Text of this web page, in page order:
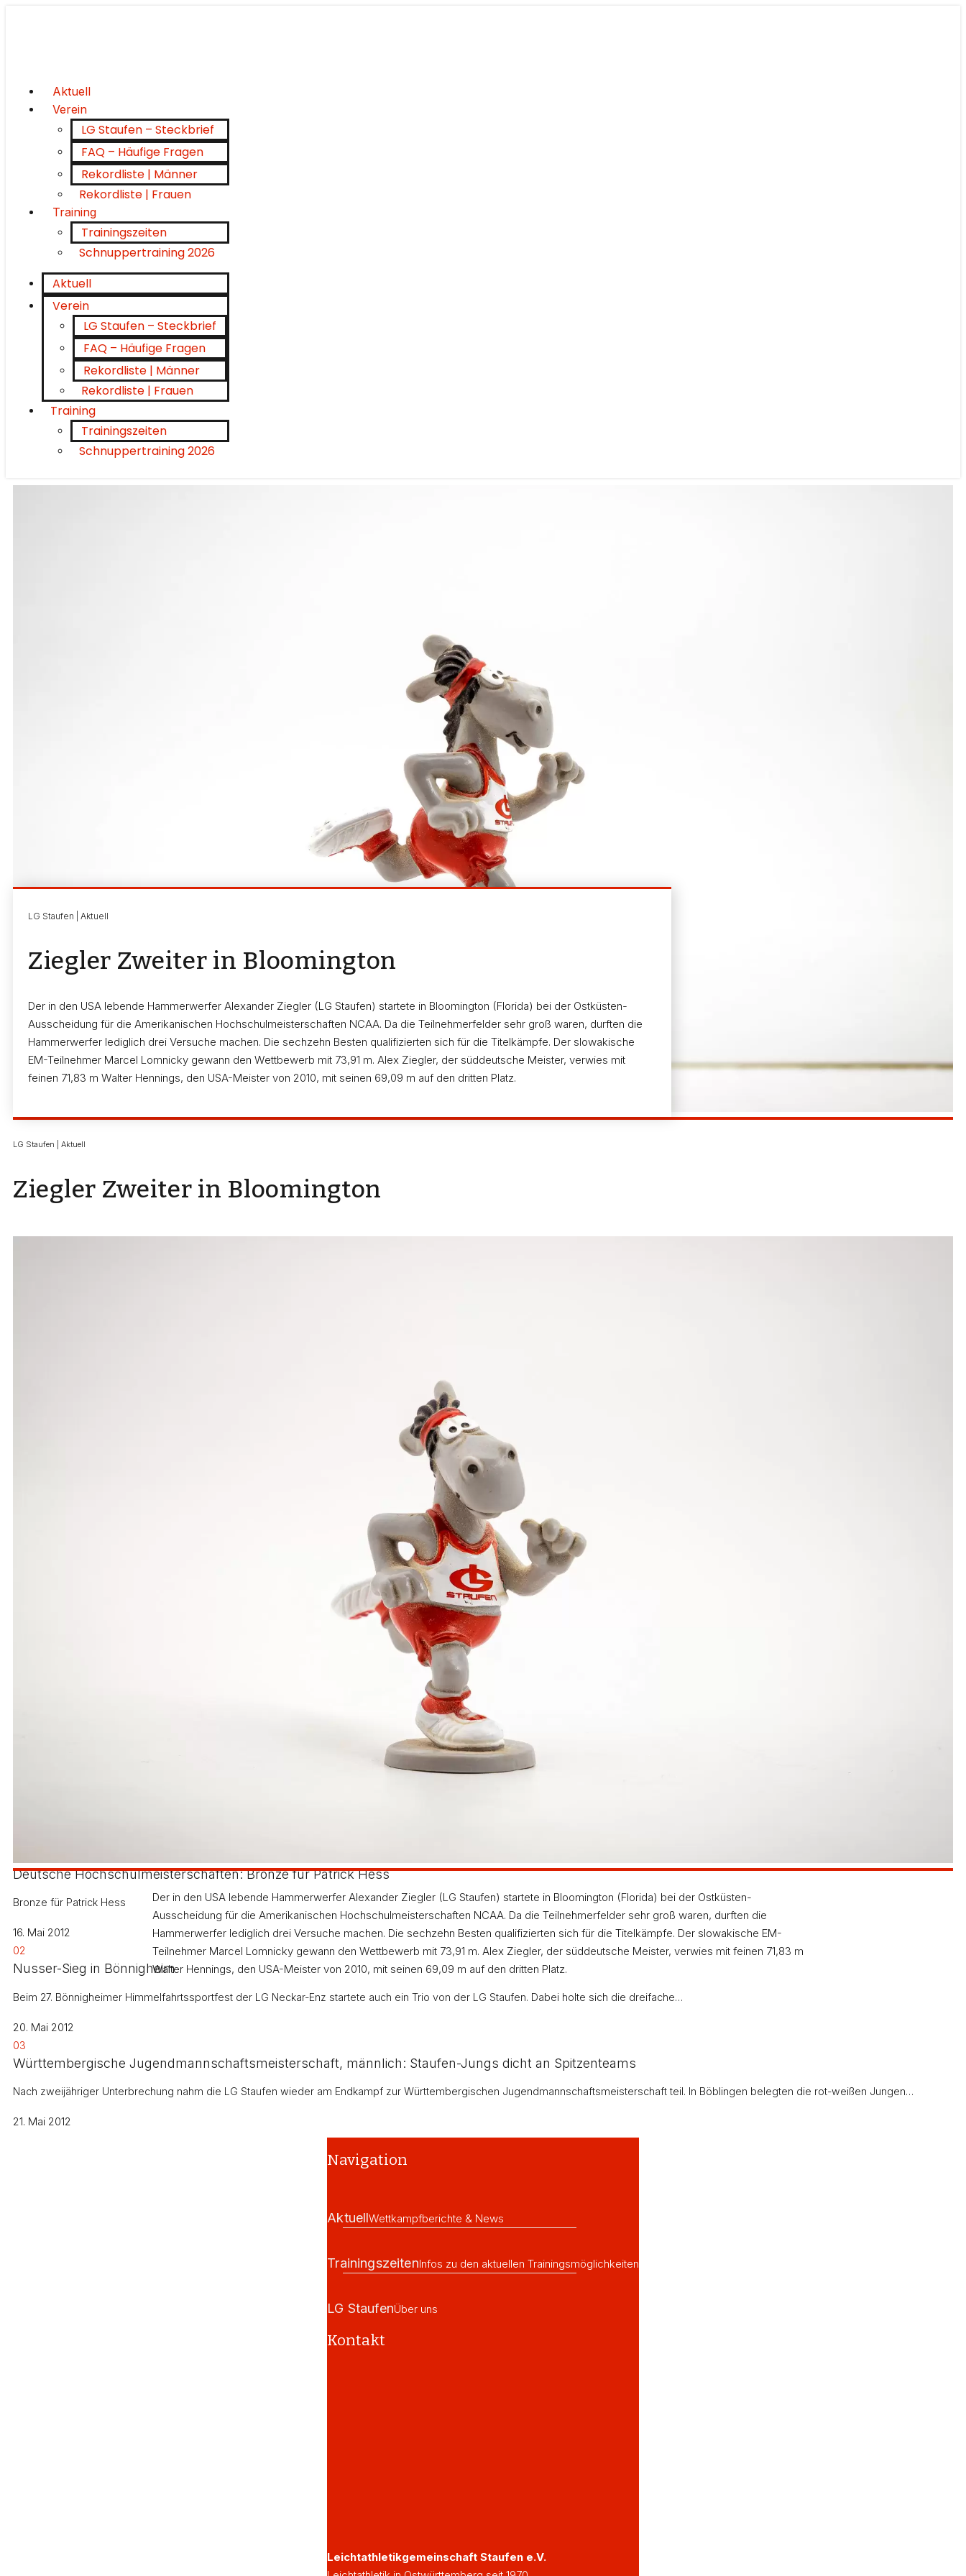
Aktuell
Verein
LG Staufen – Steckbrief
FAQ – Häufige Fragen
Rekordliste | Männer
Rekordliste | Frauen
Training
Trainingszeiten
Schnuppertraining 2026
Aktuell
Verein
LG Staufen – Steckbrief
FAQ – Häufige Fragen
Rekordliste | Männer
Rekordliste | Frauen
Training
Trainingszeiten
Schnuppertraining 2026
LG Staufen | Aktuell
Ziegler Zweiter in Bloomington
Der in den USA lebende Hammerwerfer Alexander Ziegler (LG Staufen) startete in Bloomington (Florida) bei der Ostküsten-
Ausscheidung für die Amerikanischen Hochschulmeisterschaften NCAA. Da die Teilnehmerfelder sehr groß waren, durften die
Hammerwerfer lediglich drei Versuche machen. Die sechzehn Besten qualifizierten sich für die Titelkämpfe. Der slowakische
EM-Teilnehmer Marcel Lomnicky gewann den Wettbewerb mit 73,91 m. Alex Ziegler, der süddeutsche Meister, verwies mit
feinen 71,83 m Walter Hennings, den USA-Meister von 2010, mit seinen 69,09 m auf den dritten Platz.
LG Staufen | Aktuell
Ziegler Zweiter in Bloomington
Der in den USA lebende Hammerwerfer Alexander Ziegler (LG Staufen) startete in Bloomington (Florida) bei der Ostküsten-
Ausscheidung für die Amerikanischen Hochschulmeisterschaften NCAA. Da die Teilnehmerfelder sehr groß waren, durften die
Hammerwerfer lediglich drei Versuche machen. Die sechzehn Besten qualifizierten sich für die Titelkämpfe. Der slowakische EM-
Teilnehmer Marcel Lomnicky gewann den Wettbewerb mit 73,91 m. Alex Ziegler, der süddeutsche Meister, verwies mit feinen 71,83 m
Walter Hennings, den USA-Meister von 2010, mit seinen 69,09 m auf den dritten Platz.
Hans Bendl
4. Juni 2011
VorigerVier LG-Siege in Bönnigheim
NächsterDirk Rösiger zum achten Mal
Deutsche Hochschulmeisterschaften: Bronze für Patrick Hess
Bronze für Patrick Hess
16. Mai 2012
02
Nusser-Sieg in Bönnigheim
Beim 27. Bönnigheimer Himmelfahrtssportfest der LG Neckar-Enz startete auch ein Trio von der LG Staufen. Dabei holte sich die dreifache…
20. Mai 2012
03
Württembergische Jugendmannschaftsmeisterschaft, männlich: Staufen-Jungs dicht an Spitzenteams
Nach zweijähriger Unterbrechung nahm die LG Staufen wieder am Endkampf zur Württembergischen Jugendmannschaftsmeisterschaft teil. In Böblingen belegten die rot-weißen Jungen…
21. Mai 2012
Navigation
AktuellWettkampfberichte & News
TrainingszeitenInfos zu den aktuellen Trainingsmöglichkeiten
LG StaufenÜber uns
Kontakt
Leichtathletikgemeinschaft Staufen e.V.